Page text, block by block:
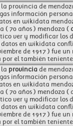
provincia de
información
en wikidata
( 70 años ) mendoza (
ver y modificar los
en wikidata
de 1917 ) fue
el también
la provincia de
información
en wikidata
( 70 años )
ver y modificar
en wikidata
de 1917 ) fue
el también